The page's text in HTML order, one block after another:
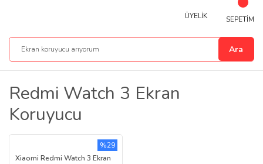
Ara
ÜYELİK SEPETİM
Redmi Watch 3 Ekran
Koruyucu
Xiaomi Redmi Watch 3 Ekran
%29